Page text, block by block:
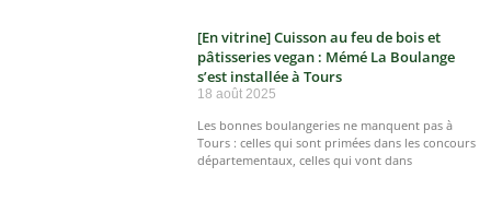
[En vitrine] Cuisson au feu de bois et
pâtisseries vegan : Mémé La Boulange
s’est installée à Tours
18 août 2025
Les bonnes boulangeries ne manquent pas à
Tours : celles qui sont primées dans les concours
départementaux, celles qui vont dans